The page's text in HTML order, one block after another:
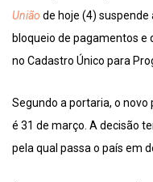
União de hoje (4)
bloqueio de pagamentos e
no Cadastro Único para
Segundo a portaria, o
é 31 de março. A decisão
pela qual passa o país em